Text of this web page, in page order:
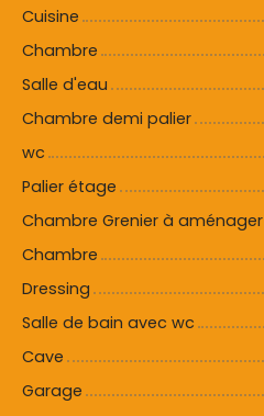
Cuisine
Chambre
Salle d'eau
Chambre demi palier
wc
Palier étage
Chambre Grenier à aménager
Chambre
Dressing
Salle de bain avec wc
Cave
Garage